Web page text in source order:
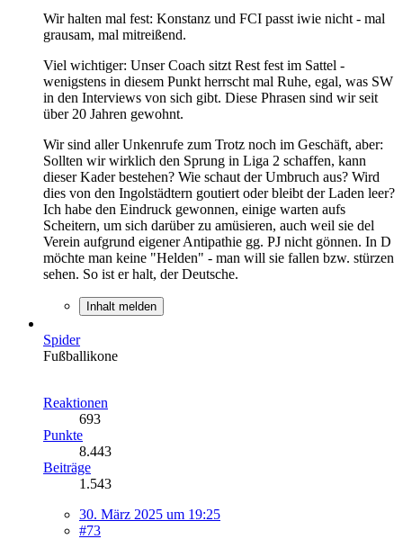
Wir halten mal fest: Konstanz und FCI passt iwie nicht - mal
grausam, mal mitreißend.
Viel wichtiger: Unser Coach sitzt Rest fest im Sattel -
wenigstens in diesem Punkt herrscht mal Ruhe, egal, was SW
in den Interviews von sich gibt. Diese Phrasen sind wir seit
über 20 Jahren gewohnt.
Wir sind aller Unkenrufe zum Trotz noch im Geschäft, aber:
Sollten wir wirklich den Sprung in Liga 2 schaffen, kann
dieser Kader bestehen? Wie schaut der Umbruch aus? Wird
dies von den Ingolstädtern goutiert oder bleibt der Laden leer?
Ich habe den Eindruck gewonnen, einige warten aufs
Scheitern, um sich darüber zu amüsieren, auch weil sie del
Verein aufgrund eigener Antipathie gg. PJ nicht gönnen. In D
möchte man keine "Helden" - man will sie fallen bzw. stürzen
sehen. So ist er halt, der Deutsche.
Inhalt melden
Spider
Fußballikone
Reaktionen
693
Punkte
8.443
Beiträge
1.543
30. März 2025 um 19:25
#73